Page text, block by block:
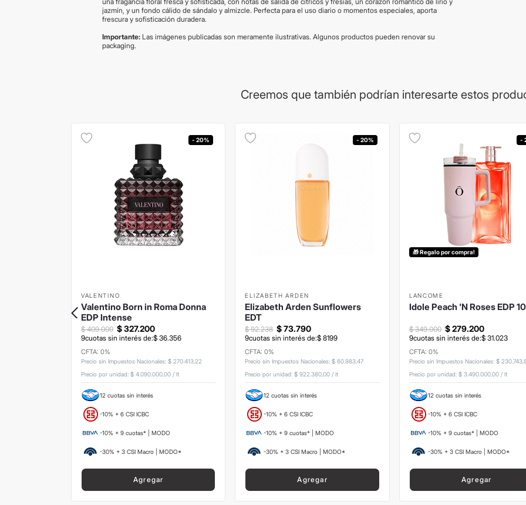
jazmín, y un fondo cálido de sándalo y almizcle. Perfecta para el uso diario o momentos especiales, aporta
frescura y sofisticación duradera.
Importante: Las imágenes publicadas son meramente ilustrativas. Algunos productos pueden renovar su
packaging.
Creemos que también podrían interesarte estos
- 20%
VALENTINO
Valentino Born in Roma Donna
EDP Intense
$327.200
$ 409.000
9cuotas sin interés de:$ 36.356
CFTA: 0%
Precio sin Impuestos Nacionales: $ 270.413,22
Precio por unidad: $ 4.090.000,00/ lt
12 cuotas sin interés
-10% + 6 CSI ICBC
-10% + 9 cuotas* | MODO
-30% + 3 CSI Macro | MODO*
Agregar
- 20%
ELIZABETH ARDEN
Elizabeth Arden Sunflowers
EDT
$ 73.790
$ 92.238
9cuotas sin interés de:$ 8199
CFTA: 0%
Precio sin Impuestos Nacionales:$ 60.983,47
Precio por unidad:$ 922.380,00 /lt
12 cuotas sin interés
-10% + 6 CSI ICBC
-10% + 9 cuotas* | MODO
-30% + 3 CSI Macro | MODO*
Agregar
-
🎁 Regalo por compra!
LANCOME
Idole Peach 'N Roses EDP
$279.200
$ 349.000
9cuotas sin interés de:$ 31.023
CFTA: 0%
Precio sin Impuestos Nacionales: $ 230.743,
Precio por unidad: $ 3.490.000,00/ lt
12 cuotas sin interés
-10% + 6 CSI ICBC
-10% + 9 cuotas* | MODO
-30% + 3 CSI Macro | MODO*
Agregar